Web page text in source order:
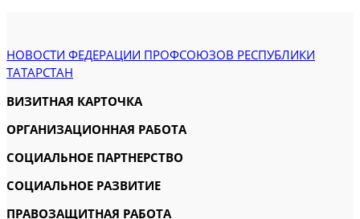
НОВОСТИ ФЕДЕРАЦИИ ПРОФСОЮЗОВ РЕСПУБЛИКИ
ТАТАРСТАН
ВИЗИТНАЯ КАРТОЧКА
ОРГАНИЗАЦИОННАЯ РАБОТА
СОЦИАЛЬНОЕ ПАРТНЕРСТВО
СОЦИАЛЬНОЕ РАЗВИТИЕ
ПРАВОЗАЩИТНАЯ РАБОТА